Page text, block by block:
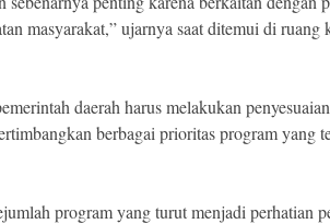
masyarakat,” ujarnya saat ditemui di ruang
daerah harus melakukan
berbagai prioritas program yang
program yang turut menjadi perhatian